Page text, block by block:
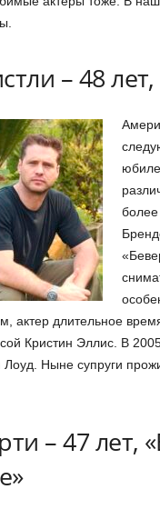
– 48
актер длительное
Кристин Эллис. В
Ныне супруги
– 47 лет,